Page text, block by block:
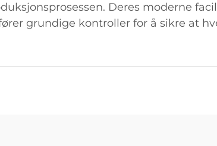
Deres moderne
grundige kontroller for å sikre at